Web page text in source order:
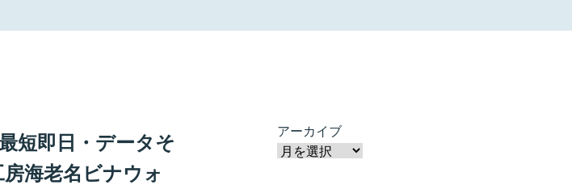
短即日・データそ
海老名ビナウォ
アーカイブ